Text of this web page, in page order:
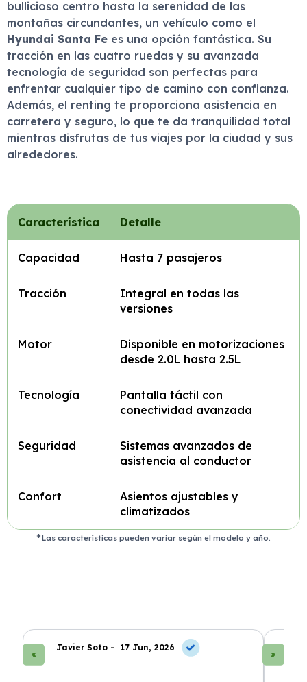
bullicioso centro hasta la serenidad de las
montañas circundantes, un vehículo como el
Hyundai Santa Fe es una opción fantástica. Su
tracción en las cuatro ruedas y su avanzada
tecnología de seguridad son perfectas para
enfrentar cualquier tipo de camino con confianza.
Además, el renting te proporciona asistencia en
carretera y seguro, lo que te da tranquilidad total
mientras disfrutas de tus viajes por la ciudad y sus
alrededores.
Característica Detalle
Capacidad Hasta 7 pasajeros
Tracción
Integral en todas las
versiones
Motor
Disponible en motorizaciones
desde 2.0L hasta 2.5L
Tecnología
Pantalla táctil con
conectividad avanzada
Seguridad
Sistemas avanzados de
asistencia al conductor
Confort
Asientos ajustables y
climatizados
Las características pueden variar según el modelo y año.
Javier Soto - 17 Jun, 2026